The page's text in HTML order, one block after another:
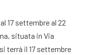
17 settembre al 22
situata in Via
terrà il 17 settembre